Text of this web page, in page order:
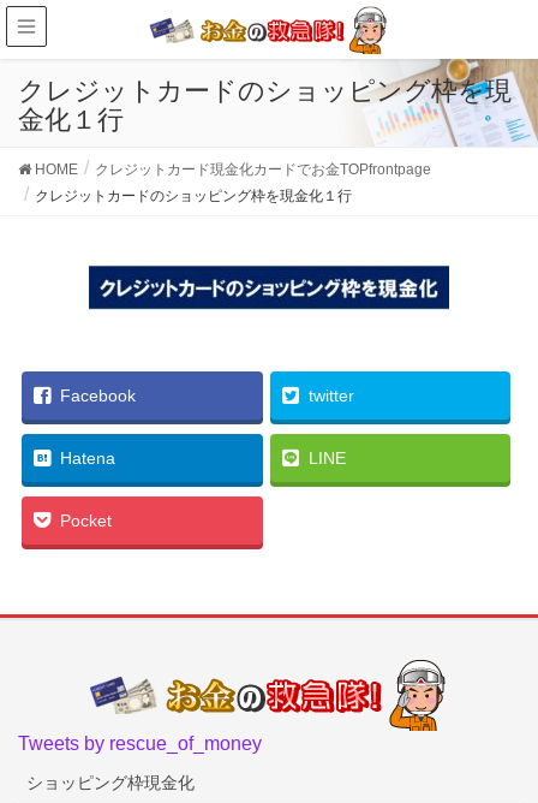
クレジットカードのショッピング枠を現
金化１行
HOME
クレジットカード現金化カードでお金TOPfrontpage
クレジットカードのショッピング枠を現金化１行
Facebook twitter
Hatena LINE
Pocket
Tweets by rescue_of_money
ショッピング枠現金化